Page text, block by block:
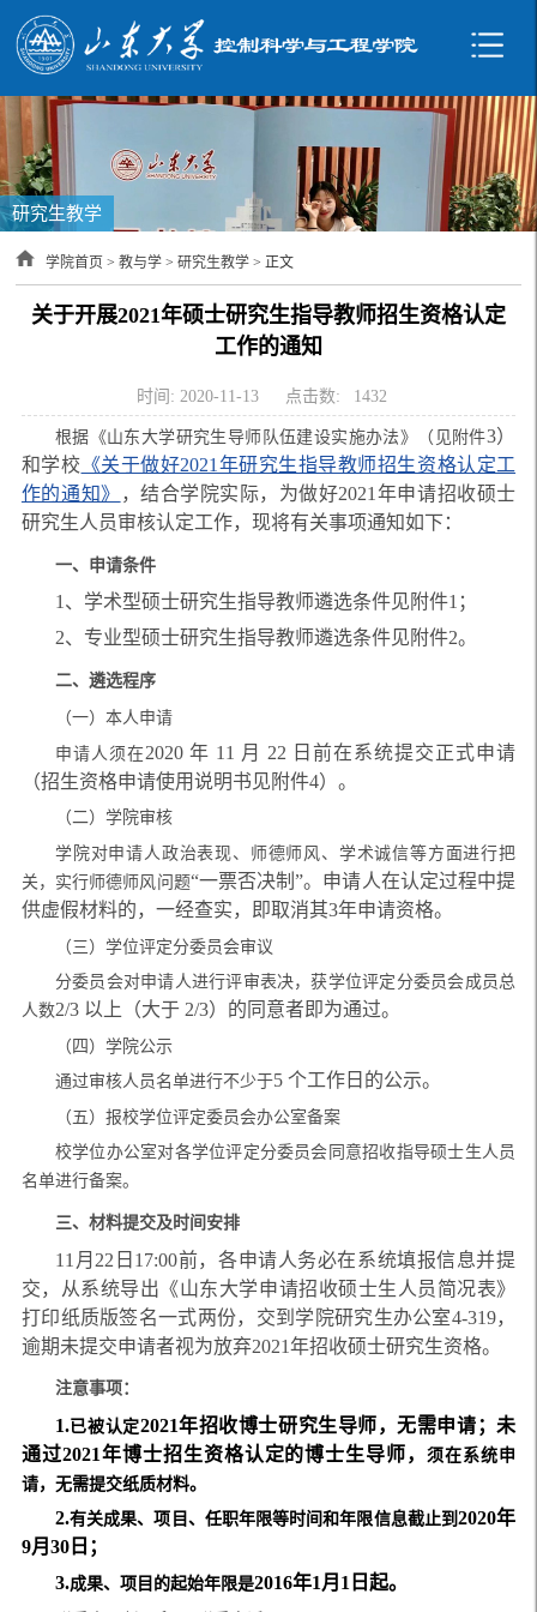
研究生教学
学院首页 >教与学 >研究生教学 > 正文
关于开展2021年硕士研究生指导教师招生资格认定
工作的通知
时间: 2020-11-13 点击数: 1432
根据《山东大学研究生导师队伍建设实施办法》（见附件3）
和学校 《关于做好2021年研究生指导教师招生资格认定工
作的通知》
，结合学院实际，为做好2021年申请招收硕士
研究生人员审核认定工作，现将有关事项通知如下：
一、申请条件
1、学术型硕士研究生指导教师遴选条件见附件1；
2、专业型硕士研究生指导教师遴选条件见附件2。
二、遴选程序
（一）本人申请
申请人须在2020 年 11 月 22 日前在系统提交正式申请
（招生资格申请使用说明书见附件4）。
（二）学院审核
学院对申请人政治表现、师德师风、学术诚信等方面进行把
关，实行师德师风问题“一票否决制”。申请人在认定过程中提
供虚假材料的，一经查实，即取消其3年申请资格。
（三）学位评定分委员会审议
分委员会对申请人进行评审表决，获学位评定分委员会成员总
人数2/3 以上（大于 2/3）的同意者即为通过。
（四）学院公示
通过审核人员名单进行不少于5 个工作日的公示。
（五）报校学位评定委员会办公室备案
校学位办公室对各学位评定分委员会同意招收指导硕士生人员
名单进行备案。
三、材料提交及时间安排
11月22日17:00前，各申请人务必在系统填报信息并提
交，从系统导出《山东大学申请招收硕士生人员简况表》
打印纸质版签名一式两份，交到学院研究生办公室4-319，
逾期未提交申请者视为放弃2021年招收硕士研究生资格。
注意事项：
1.已被认定2021年招收博士研究生导师，无需申请； 未
通过2021年博士招生资格认定的博士生导师，须在系统申
请，无需提交纸质材料。
2.有关成果、项目、任职年限等时间和年限信息截止到2020年
9月30日；
3.成果、项目的起始年限是2016年1月1日起。